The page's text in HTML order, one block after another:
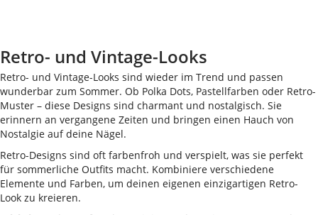
Retro- und Vintage-Looks
Retro- und Vintage-Looks sind wieder im Trend und passen
wunderbar zum Sommer. Ob Polka Dots, Pastellfarben oder Retro-
Muster – diese Designs sind charmant und nostalgisch. Sie
erinnern an vergangene Zeiten und bringen einen Hauch von
Nostalgie auf deine Nägel.
Retro-Designs sind oft farbenfroh und verspielt, was sie perfekt
für sommerliche Outfits macht. Kombiniere verschiedene
Elemente und Farben, um deinen eigenen einzigartigen Retro-
Look zu kreieren.